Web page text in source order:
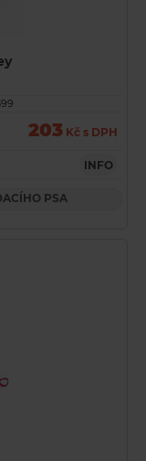
203 Kč s DPH
INFO
PSA